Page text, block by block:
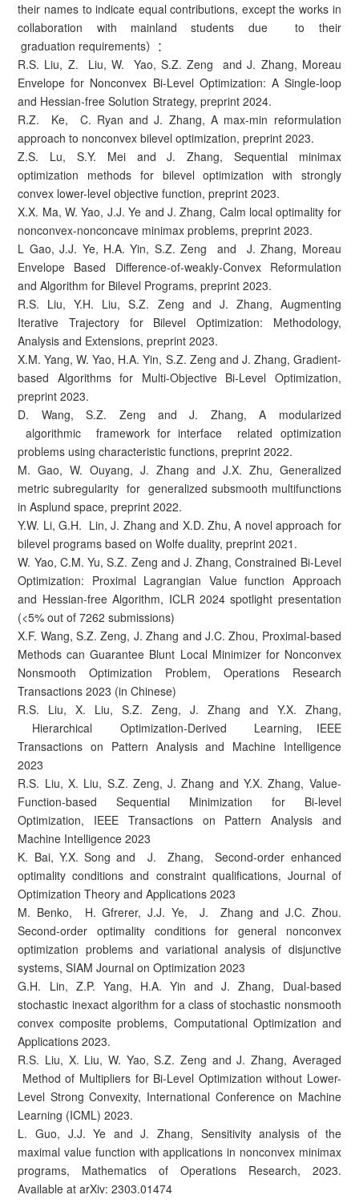
their names to indicate equal contributions, except the works in
collaboration with mainland students due to their
graduation requirements）：
R.S. Liu, Z. Liu, W. Yao, S.Z. Zeng and J. Zhang, Moreau
Envelope for Nonconvex Bi-Level Optimization: A Single-loop
and Hessian-free Solution Strategy, preprint 2024.
R.Z. Ke, C. Ryan and J. Zhang, A max-min reformulation
approach to nonconvex bilevel optimization, preprint 2023.
Z.S. Lu, S.Y. Mei and J. Zhang, Sequential minimax
optimization methods for bilevel optimization with strongly
convex lower-level objective function, preprint 2023.
X.X. Ma, W. Yao, J.J. Ye and J. Zhang, Calm local optimality for
nonconvex-nonconcave minimax problems, preprint 2023.
L Gao, J.J. Ye, H.A. Yin, S.Z. Zeng and J. Zhang, Moreau
Envelope Based Difference-of-weakly-Convex Reformulation
and Algorithm for Bilevel Programs, preprint 2023.
R.S. Liu, Y.H. Liu, S.Z. Zeng and J. Zhang, Augmenting
Iterative Trajectory for Bilevel Optimization: Methodology,
Analysis and Extensions, preprint 2023.
X.M. Yang, W. Yao, H.A. Yin, S.Z. Zeng and J. Zhang, Gradient-
based Algorithms for Multi-Objective Bi-Level Optimization,
preprint 2023.
D. Wang, S.Z. Zeng and J. Zhang, A modularized
algorithmic framework for interface related optimization
problems using characteristic functions, preprint 2022.
M. Gao, W. Ouyang, J. Zhang and J.X. Zhu, Generalized
metric subregularity for generalized subsmooth multifunctions
in Asplund space, preprint 2022.
Y.W. Li, G.H. Lin, J. Zhang and X.D. Zhu, A novel approach for
bilevel programs based on Wolfe duality, preprint 2021.
W. Yao, C.M. Yu, S.Z. Zeng and J. Zhang, Constrained Bi-Level
Optimization: Proximal Lagrangian Value function Approach
and Hessian-free Algorithm, ICLR 2024 spotlight presentation
(<5% out of 7262 submissions)
X.F. Wang, S.Z. Zeng, J. Zhang and J.C. Zhou, Proximal-based
Methods can Guarantee Blunt Local Minimizer for Nonconvex
Nonsmooth Optimization Problem, Operations Research
Transactions 2023 (in Chinese)
R.S. Liu, X. Liu, S.Z. Zeng, J. Zhang and Y.X. Zhang,
Hierarchical Optimization-Derived Learning, IEEE
Transactions on Pattern Analysis and Machine Intelligence
2023
R.S. Liu, X. Liu, S.Z. Zeng, J. Zhang and Y.X. Zhang, Value-
Function-based Sequential Minimization for Bi-level
Optimization, IEEE Transactions on Pattern Analysis and
Machine Intelligence 2023
K. Bai, Y.X. Song and J. Zhang, Second-order enhanced
optimality conditions and constraint qualifications, Journal of
Optimization Theory and Applications 2023
M. Benko, H. Gfrerer, J.J. Ye, J. Zhang and J.C. Zhou.
Second-order optimality conditions for general nonconvex
optimization problems and variational analysis of disjunctive
systems, SIAM Journal on Optimization 2023
G.H. Lin, Z.P. Yang, H.A. Yin and J. Zhang, Dual-based
stochastic inexact algorithm for a class of stochastic nonsmooth
convex composite problems, Computational Optimization and
Applications 2023.
R.S. Liu, X. Liu, W. Yao, S.Z. Zeng and J. Zhang, Averaged
Method of Multipliers for Bi-Level Optimization without Lower-
Level Strong Convexity, International Conference on Machine
Learning (ICML) 2023.
L. Guo, J.J. Ye and J. Zhang, Sensitivity analysis of the
maximal value function with applications in nonconvex minimax
programs, Mathematics of Operations Research, 2023.
Available at arXiv: 2303.01474